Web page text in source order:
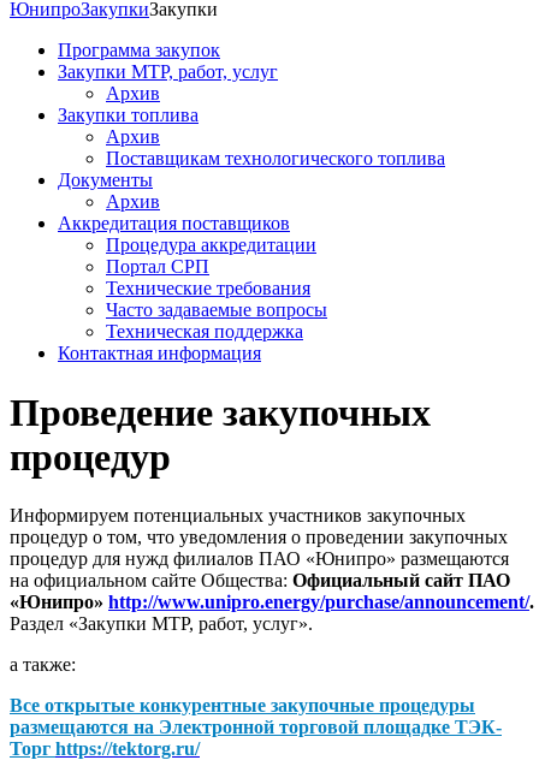
ЮнипроЗакупкиЗакупки
Программа закупок
Закупки МТР, работ, услуг
Архив
Закупки топлива
Архив
Поставщикам технологического топлива
Документы
Архив
Аккредитация поставщиков
Процедура аккредитации
Портал СРП
Технические требования
Часто задаваемые вопросы
Техническая поддержка
Контактная информация
Проведение закупочных
процедур
Информируем потенциальных участников закупочных
процедур о том, что уведомления о проведении закупочных
процедур для нужд филиалов ПАО «Юнипро» размещаются
на официальном сайте Общества: Официальный сайт ПАО
«Юнипро» http://www.unipro.energy/purchase/announcement/.
Раздел «Закупки МТР, работ, услуг».
а также:
Все открытые конкурентные закупочные процедуры
размещаются на Электронной торговой площадке ТЭК-
Торг https://tektorg.ru/